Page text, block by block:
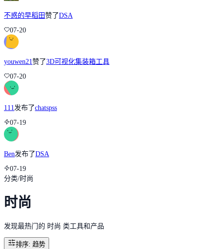
不惑的早稻田赞了DSA
07-20
youwen21赞了3D可视化集装箱工具
07-20
111 发布了chatspss
07-19
Ben发布了DSA
07-19
分类/时尚
时尚
发现最热门的 时尚 类工具和产品
排序: 趋势